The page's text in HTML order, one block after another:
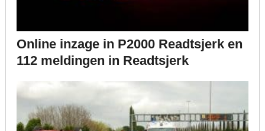
Online inzage in P2000 Readtsjerk en
112 meldingen in Readtsjerk